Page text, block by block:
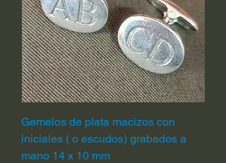
Gemelos de plata macizos con
iniciales ( o escudos) grabados a
mano 14 x 10 mm